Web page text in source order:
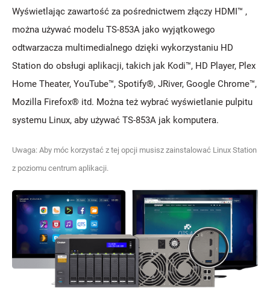
Wyświetlając zawartość za pośrednictwem złączy HDMI™ ,
można używać modelu TS-853A jako wyjątkowego
odtwarzacza multimedialnego dzięki wykorzystaniu HD
Station do obsługi aplikacji, takich jak Kodi™, HD Player, Plex
Home Theater, YouTube™, Spotify®, JRiver, Google Chrome™,
Mozilla Firefox® itd. Można też wybrać wyświetlanie pulpitu
systemu Linux, aby używać TS-853A jak komputera.
Uwaga: Aby móc korzystać z tej opcji musisz zainstalować Linux Station
z poziomu centrum aplikacji.